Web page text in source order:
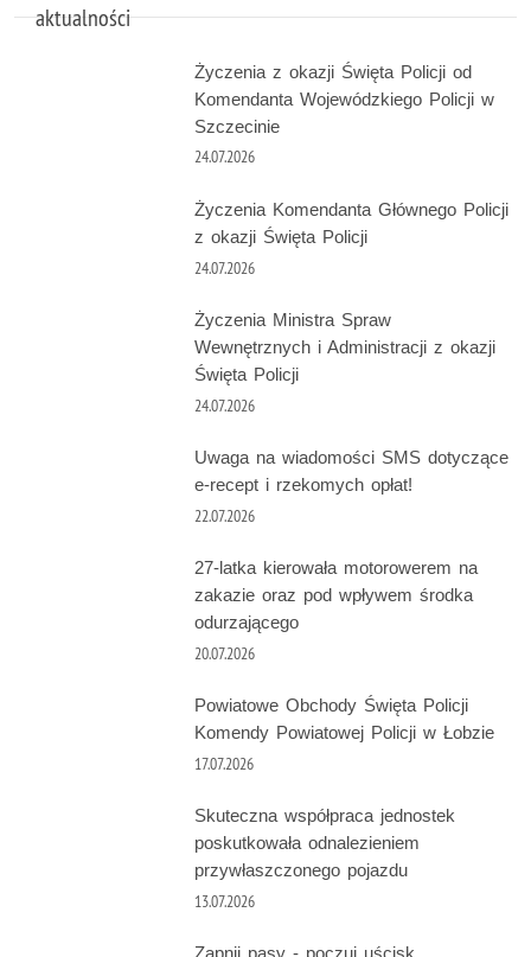
aktualności
Życzenia z okazji Święta Policji od
Komendanta Wojewódzkiego Policji w
Szczecinie
24.07.2026
Życzenia Komendanta Głównego Policji
z okazji Święta Policji
24.07.2026
Życzenia Ministra Spraw
Wewnętrznych i Administracji z okazji
Święta Policji
24.07.2026
Uwaga na wiadomości SMS dotyczące
e-recept i rzekomych opłat!
22.07.2026
27-latka kierowała motorowerem na
zakazie oraz pod wpływem środka
odurzającego
20.07.2026
Powiatowe Obchody Święta Policji
Komendy Powiatowej Policji w Łobzie
17.07.2026
Skuteczna współpraca jednostek
poskutkowała odnalezieniem
przywłaszczonego pojazdu
13.07.2026